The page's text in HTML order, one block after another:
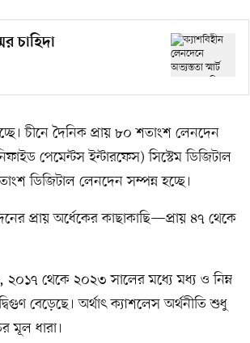
চাহিদা
চীনে দৈনিক প্রায় ৮০ শতাংশ লেনদেন
পেমেন্টস ইন্টারফেস) সিস্টেম ডিজিটাল
ডিজিটাল লেনদেন সম্পন্ন হচ্ছে।
প্রায় অর্ধেকের কাছাকাছি—প্রায় ৪৭ থেকে
২০১৭ থেকে ২০২৩ সালের মধ্যে মধ্য ও নিম্ন
বেড়েছে। অর্থাৎ ক্যাশলেস অর্থনীতি শুধু
মূল ধারা।